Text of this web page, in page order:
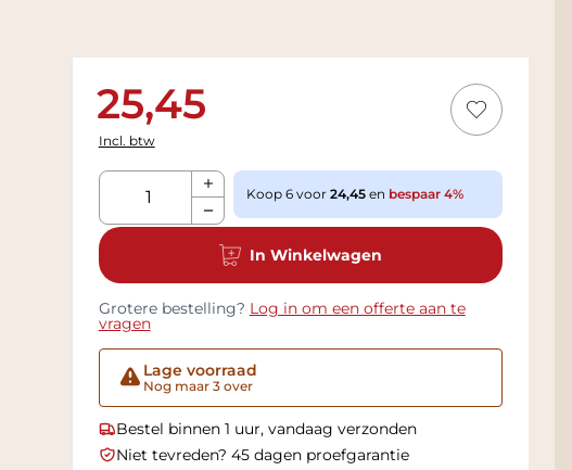
25,45
Incl. btw
Aantal
Koop 6 voor 24,45 en bespaar4%
In Winkelwagen
Grotere bestelling? Log in om een offerte aan te
vragen
Lage voorraad
Nog maar 3 over
Bestel binnen 1 uur, vandaag verzonden
Niet tevreden? 45 dagen proefgarantie